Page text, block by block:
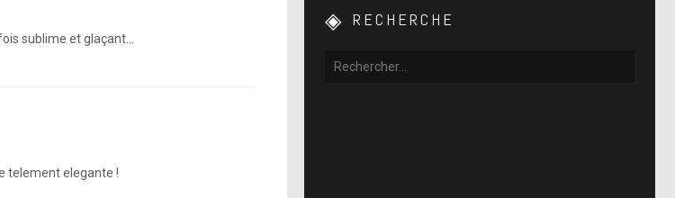
sublime et glaçant…
telement elegante !
RECHERCHE